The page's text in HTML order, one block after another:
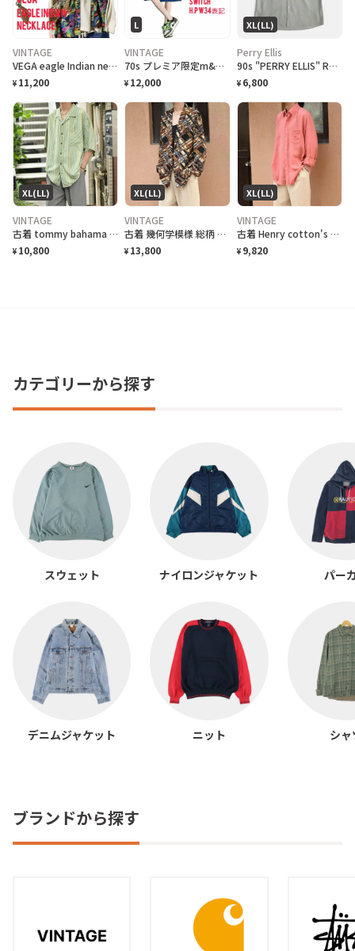
VINTAGE
VEGA eagle Indian necklace vintageコイン
¥ 11,200
L
VINTAGE
70s プレミア限定m&m特注 レザータグ、大人 スイッチ ハーフパンツ w34
¥ 12,000
XL(LL)
Perry Ellis
90s "PERRY ELLIS" Rayon/Polyester S/S Check Shirt ペリーエリス レーヨン ポリチェックシャツ [XL]
¥ 6,800
XL(LL)
VINTAGE
古着 tommy bahama マルチストライプ 半袖シャツ シルクシャツ 黄緑
¥ 10,800
XL(LL)
VINTAGE
古着 幾何学模様 総柄 柄 イージーテーラードジャケット 羽織り USA製
¥ 13,800
XL(LL)
VINTAGE
古着 Henry cotton's リネンシャツ ボタンダウンシャツ BDシャツ
¥ 9,820
カテゴリーから探す
スウェット ナイロンジャケット パー
デニムジャケット ニット シャ
ブランドから探す